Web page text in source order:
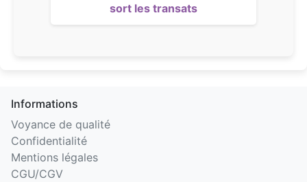
sort les transats
Informations
Voyance de qualité
Confidentialité
Mentions légales
CGU/CGV